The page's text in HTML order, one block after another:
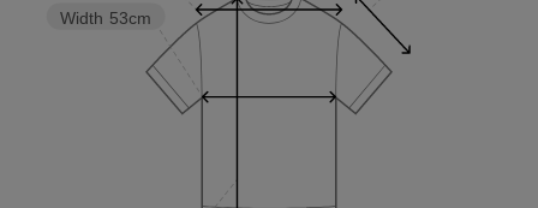
Width 53cm